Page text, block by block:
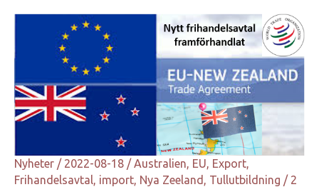
Nyheter / 2022-08-18 /Australien, EU, Export,
Frihandelsavtal, import, Nya Zeeland , Tullutbildning / 2